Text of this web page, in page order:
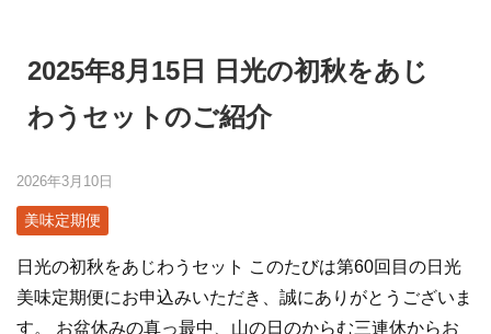
2025年8月15日 日光の初秋をあじ
わうセットのご紹介
2026年3月10日
美味定期便
日光の初秋をあじわうセット このたびは第60回目の日光
美味定期便にお申込みいただき、誠にありがとうございま
す。 お盆休みの真っ最中、山の日のからむ三連休からお